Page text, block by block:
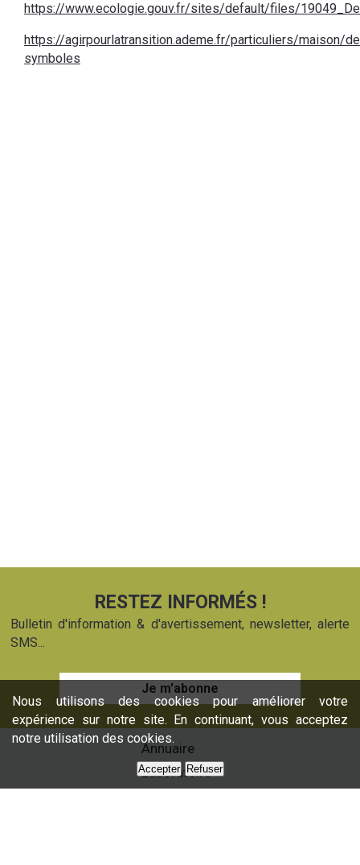
https://www.ecologie.gouv.fr/sites/default/files/
https://agirpourlatransition.ademe.fr/particuliers/maison/
symboles
RESTEZ INFORMÉS !
Bulletin d'information & d'avertissement, newsletter, alerte
SMS...
Je m'abonne
Annuaire
Laboratoire
Nous utilisons des cookies pour améliorer votre
expérience sur notre site. En continuant, vous acceptez
notre utilisation des cookies.
Accepter Refuser